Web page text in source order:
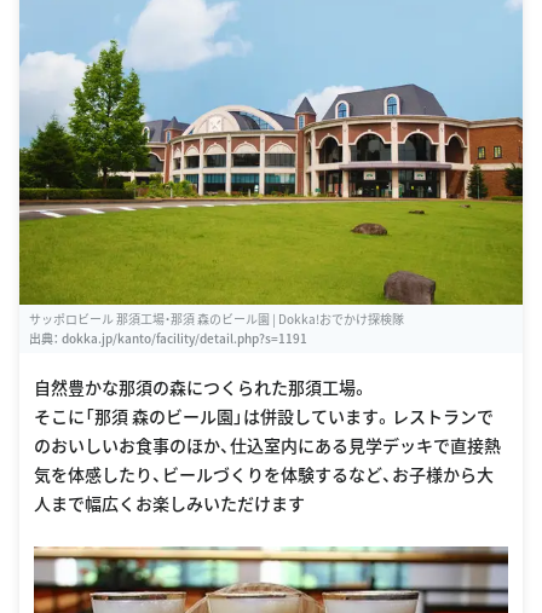
サッポロビール 那須工場・那須 森のビール園 | Dokka!おでかけ探検隊
出典： dokka.jp/kanto/facility/detail.php?s=1191
自然豊かな那須の森につくられた那須工場。
そこに「那須 森のビール園」は併設しています。レストランで
のおいしいお食事のほか、仕込室内にある見学デッキで直接熱
気を体感したり、ビールづくりを体験するなど、お子様から大
人まで幅広くお楽しみいただけます